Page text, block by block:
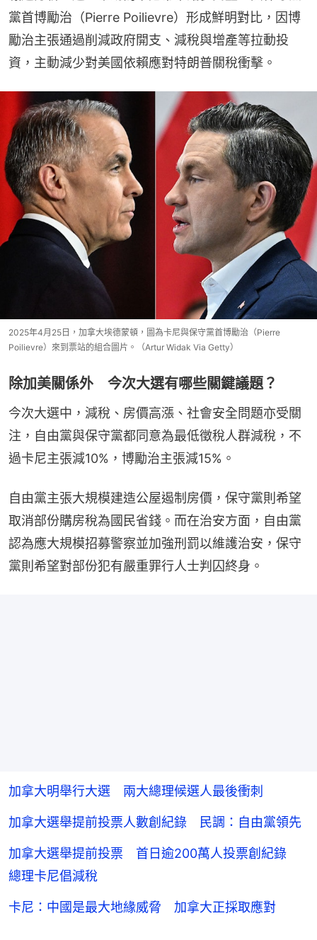
黨首博勵治（Pierre Poilievre）形成鮮明對比，因博
勵治主張通過削減政府開支、減稅與增產等拉動投
資，主動減少對美國依賴應對特朗普關稅衝擊。
2025年4月25日，加拿大埃德蒙頓，圖為卡尼與保守黨首博勵治（Pierre
Poilievre）來到票站的組合圖片。（Artur Widak Via Getty）
除加美關係外 今次大選有哪些關鍵議題？
今次大選中，減稅、房價高漲、社會安全問題亦受關
注，自由黨與保守黨都同意為最低徵稅人群減稅，不
過卡尼主張減10%，博勵治主張減15%。
自由黨主張大規模建造公屋遏制房價，保守黨則希望
取消部份購房稅為國民省錢。而在治安方面，自由黨
認為應大規模招募警察並加強刑罰以維護治安，保守
黨則希望對部份犯有嚴重罪行人士判囚終身。
加拿大明舉行大選 兩大總理候選人最後衝刺
加拿大選舉提前投票人數創紀錄 民調：自由黨領先
加拿大選舉提前投票 首日逾200萬人投票創紀錄
總理卡尼倡減稅
卡尼：中國是最大地緣威脅 加拿大正採取應對